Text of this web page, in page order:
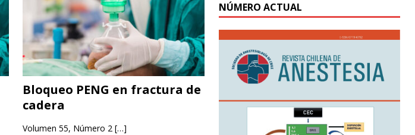
Bloqueo PENG en fractura de
cadera
Volumen 55, Número 2 […]
NÚMERO ACTUAL